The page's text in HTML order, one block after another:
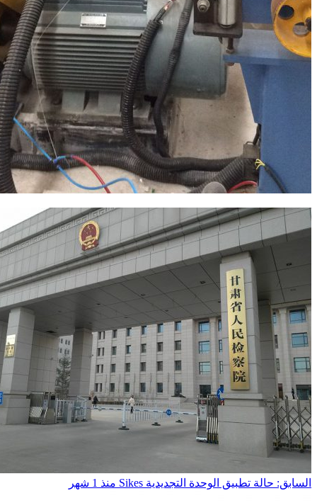
السابق: حالة تطبيق الوحدة التجديدية Sikes منذ 1 شهر